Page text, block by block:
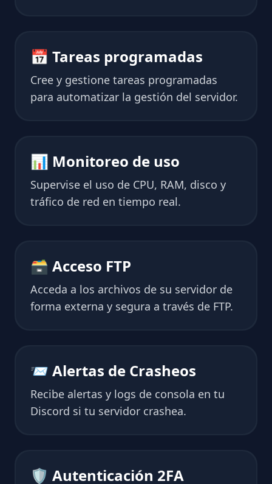
📅 Tareas programadas
Cree y gestione tareas programadas
para automatizar la gestión del servidor.
📊 Monitoreo de uso
Supervise el uso de CPU, RAM, disco y
tráfico de red en tiempo real.
🗃 Acceso FTP
Acceda a los archivos de su servidor de
forma externa y segura a través de FTP.
📨 Alertas de Crasheos
Recibe alertas y logs de consola en tu
Discord si tu servidor crashea.
🛡 Autenticación 2FA